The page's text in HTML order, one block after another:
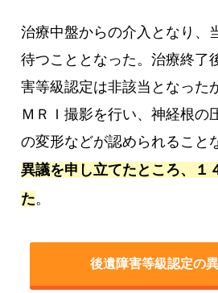
治療中盤からの介入となり、
待つこととなった。治療終了
害等級認定は非該当となった
ＭＲＩ撮影を行い、神経根の
の変形などが認められること
異議を申し立てたところ、１
た。
後遺障害等級認定の